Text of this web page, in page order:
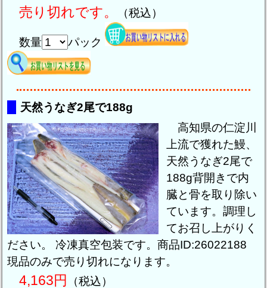
売り切れです。 （税込）
数量 パック
天然うなぎ2尾で188g
高知県の仁淀川
上流で獲れた鰻、
天然うなぎ2尾で
188g背開きで内
臓と骨を取り除い
ています。調理し
てお召し上がりく
ださい。 冷凍真空包装です。商品ID:26022188
現品のみで売り切れになります。
4,163円 （税込）